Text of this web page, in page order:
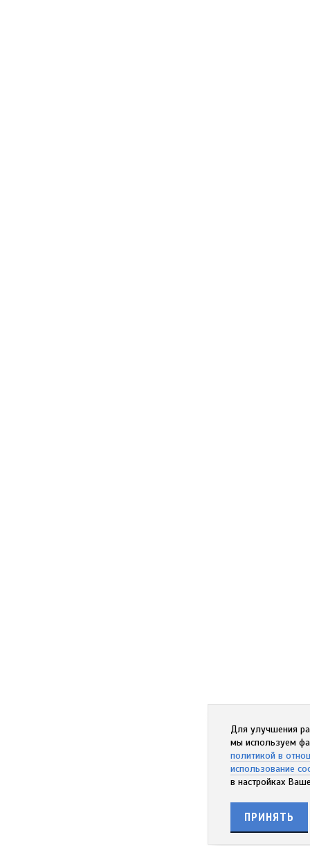
Для улучшения
мы используем
политикой в
использование
в настройках
ПРИНЯТЬ